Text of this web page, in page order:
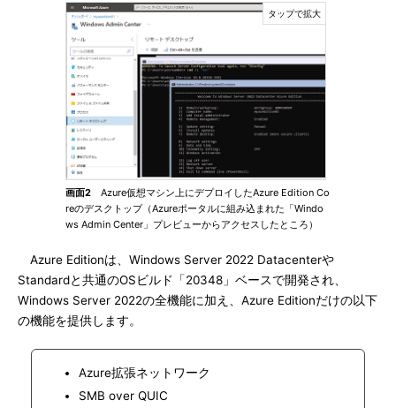
画面2 Azure仮想マシン上にデプロイしたAzure Edition Co
reのデスクトップ（Azureポータルに組み込まれた「Windo
ws Admin Center」プレビューからアクセスしたところ）
Azure Editionは、Windows Server 2022 Datacenterや
Standardと共通のOSビルド「20348」ベースで開発され、
Windows Server 2022の全機能に加え、Azure Editionだけの以下
の機能を提供します。
Azure拡張ネットワーク
SMB over QUIC